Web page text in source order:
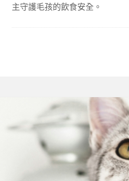
主守護毛孩的飲食安全。